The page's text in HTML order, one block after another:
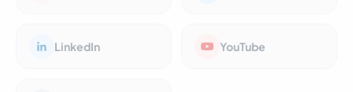
LinkedIn YouTube